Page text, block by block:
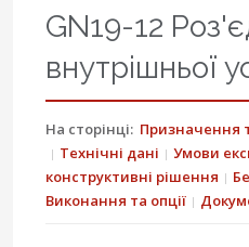
GN19-12
внутрішньої
На сторінці: Призначення
Технічні дані
Умови
конструктивні рішення
Виконання та опції